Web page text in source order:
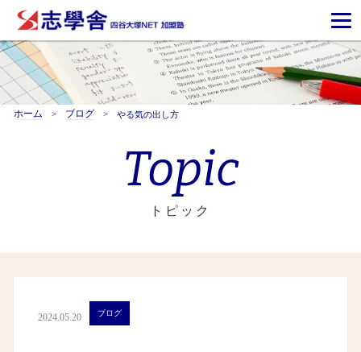
ホーム ブログ やる気の出し方
Topic
トピック
2024.05.20 ブログ